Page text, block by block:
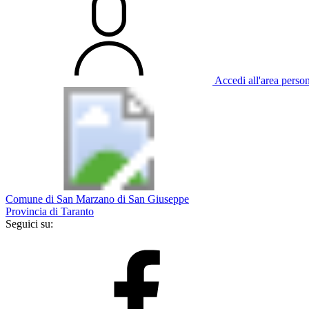
Accedi all'area
Comune di San Marzano di San Giuseppe
Provincia di Taranto
Seguici su: